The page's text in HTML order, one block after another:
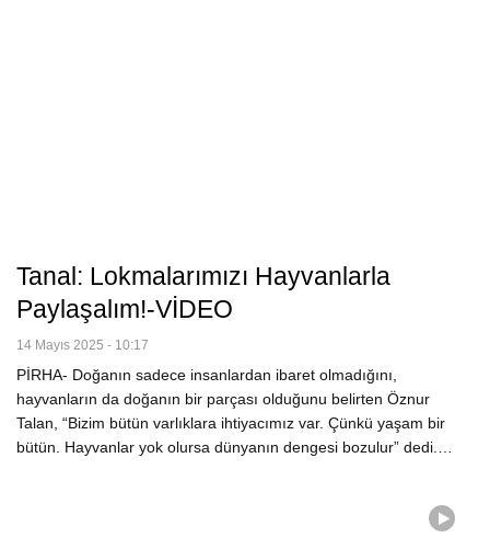
Tanal: Lokmalarımızı Hayvanlarla
Paylaşalım!-VİDEO
14 Mayıs 2025 - 10:17
PİRHA- Doğanın sadece insanlardan ibaret olmadığını,
hayvanların da doğanın bir parçası olduğunu belirten Öznur
Talan, “Bizim bütün varlıklara ihtiyacımız var. Çünkü yaşam bir
bütün. Hayvanlar yok olursa dünyanın dengesi bozulur” dedi.…